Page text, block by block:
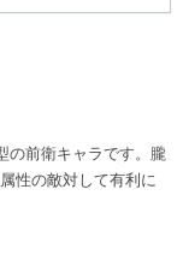
の前衛キャラです。朧
性の敵対して有利に